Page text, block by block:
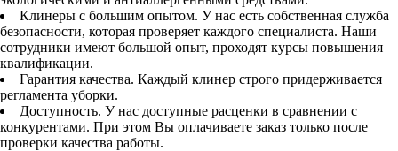
Клинеры с большим опытом. У нас есть собственная служба
безопасности, которая проверяет каждого специалиста. Наши
сотрудники имеют большой опыт, проходят курсы повышения
квалификации.
Гарантия качества. Каждый клинер строго придерживается
регламента уборки.
Доступность. У нас доступные расценки в сравнении с
конкурентами. При этом Вы оплачиваете заказ только после
проверки качества работы.